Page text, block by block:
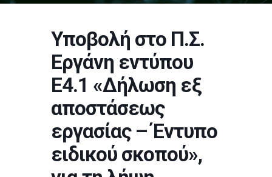
Υποβολή στο Π.Σ.
Εργάνη εντύπου
Ε4.1 «Δήλωση εξ
αποστάσεως
εργασίας – Έντυπο
ειδικού σκοπού»,